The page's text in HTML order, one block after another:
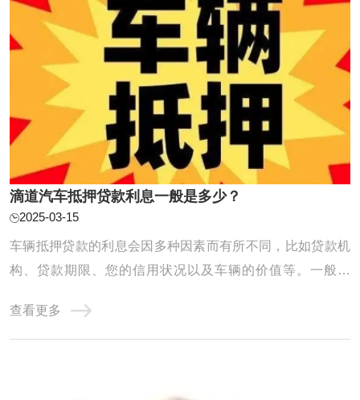
滴道汽车抵押贷款利息一般是多少？
2025-03-15
车辆抵押贷款的利息会因多种因素而有所不同，比如贷款机
构、贷款期限、您的信用状况以及车辆的价值等。一般来
5%到10%之间。具体到我们公司，利息计算方式会根据您的
具体情况来确定，我们的利率通常是比较合理且透明的，您
查看更多